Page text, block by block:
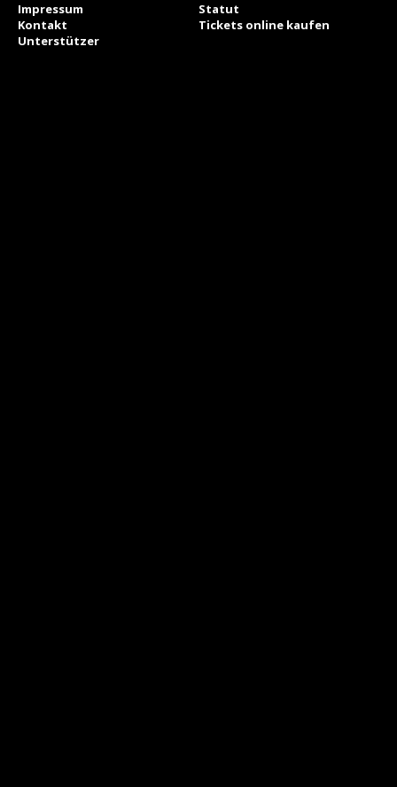
Impressum
Statut
Kontakt
Tickets online kaufen
Unterstützer